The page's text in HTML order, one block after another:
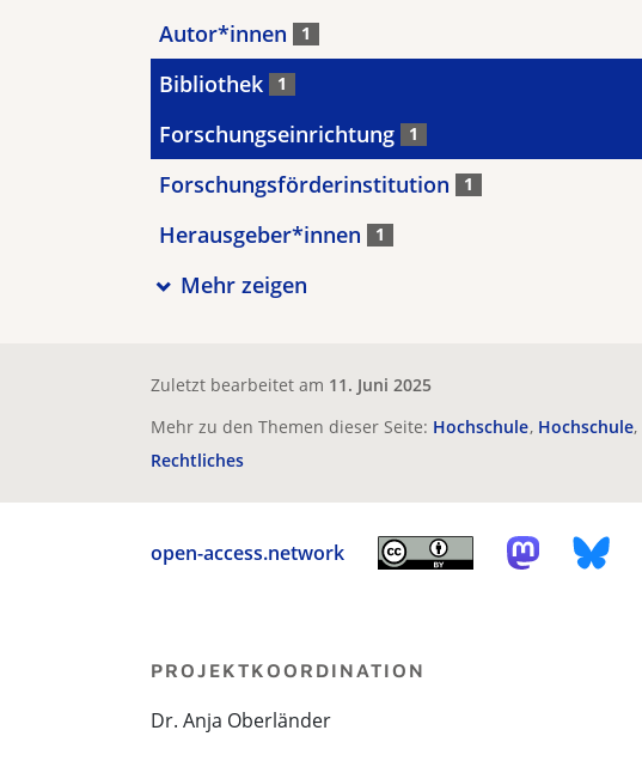
Autor*innen 1
Bibliothek 1
Forschungseinrichtung 1
Forschungsförderinstitution 1
Herausgeber*innen 1
Mehr zeigen
Zuletzt bearbeitet am 11. Juni 2025
Mehr zu den Themen dieser Seite: Hochschule Hochschule
Rechtliches
open-access.network
PROJEKTKOORDINATION
Dr. Anja Oberländer